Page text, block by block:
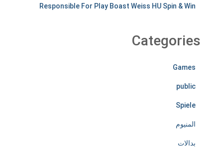
r
e
e
s
s
Responsible For Play Boast Weiss HU Spin & Win
Categories
Games
public
Spiele
المنيوم
بدالات